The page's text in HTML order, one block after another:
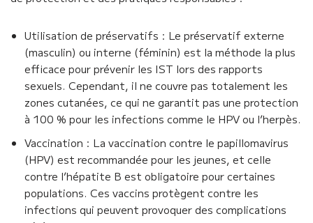
Utilisation de préservatifs : Le préservatif externe
(masculin) ou interne (féminin) est la méthode la plus
efficace pour prévenir les IST lors des rapports
sexuels. Cependant, il ne couvre pas totalement les
zones cutanées, ce qui ne garantit pas une protection
à 100 % pour les infections comme le HPV ou l’herpès.
Vaccination : La vaccination contre le papillomavirus
(HPV) est recommandée pour les jeunes, et celle
contre l’hépatite B est obligatoire pour certaines
populations. Ces vaccins protègent contre les
infections qui peuvent provoquer des complications